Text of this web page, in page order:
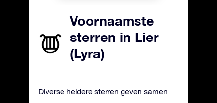
Voornaamste
sterren in Lier
(Lyra)
Diverse heldere sterren geven samen